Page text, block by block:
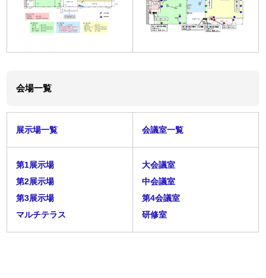
会場一覧
展示場一覧 会議室一覧
第1展示場
第2展示場
第3展示場
マルチテラス
大会議室
中会議室
第4会議室
研修室